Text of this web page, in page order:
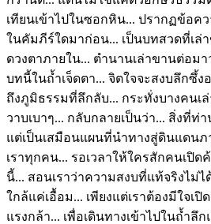
เทียนเข้าไปในซอกหิน... ปรากฏข้อค
ในคัมภีร์ใดมาก่อน... เป็นบทสวดที่เล่
ดวงตาภายใน... ตำนานเล่าขานต่อม
บทนี้ในถ้ำเจ็ดตา... จิตใจจะสงบลึกซึ้ง
ถึงภูมิธรรมที่ลึกลับ... กระทั่งบางคนเ
วาบเบาๆ... กลับกลายเป็นว่า... สิ่งที่
แต่เป็นเสมือนแผนที่นำทางสู่ดินแดนภ
เราทุกคน... รอเวลาให้ใครสักคนเปิด
นี้... สอนเราว่าความสงบที่แท้จริงไม่
ใกล้แค่เอื้อม... เพียงแต่เราต้องมีใจเปิ
แรงกล้า... เพื่อเดินทางเข้าไปในถ้ำลึก